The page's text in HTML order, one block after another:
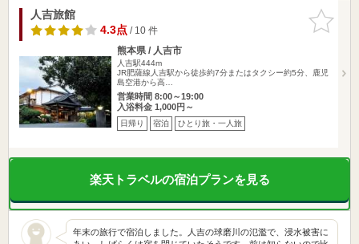
お気に入
りに追加
人吉旅館
4.3点/ 10 件
熊本県 / 人吉市
人吉駅444m
JR肥薩線人吉駅から徒歩約7分またはタクシー約5分、鹿児
島空港から高…
営業時間 8:00～19:00
入浴料金 1,000円～
日帰り 宿泊 ひとり旅・一人旅
楽天トラベルの宿泊プランを見る
年末の旅行で宿泊しました。人吉の球磨川の氾濫で、浸水被害に